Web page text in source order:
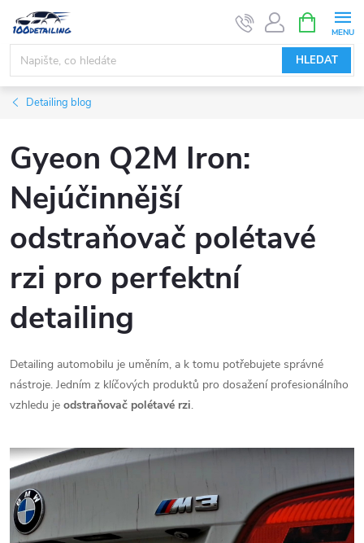
obsah
HLEDAT
NÁKUPNÍ
KOŠÍK
Detailing blog
Gyeon Q2M Iron:
Nejúčinnější
odstraňovač polétavé
rzi pro perfektní
detailing
Detailing automobilu je uměním, a k tomu potřebujete správné
nástroje. Jedním z klíčových produktů pro dosažení profesionálního
vzhledu je odstraňovač polétavé rzi.